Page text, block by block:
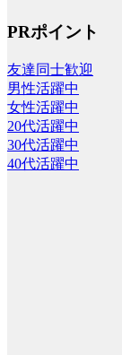
PRポイント
友達同士歓迎
男性活躍中
女性活躍中
20代活躍中
30代活躍中
40代活躍中